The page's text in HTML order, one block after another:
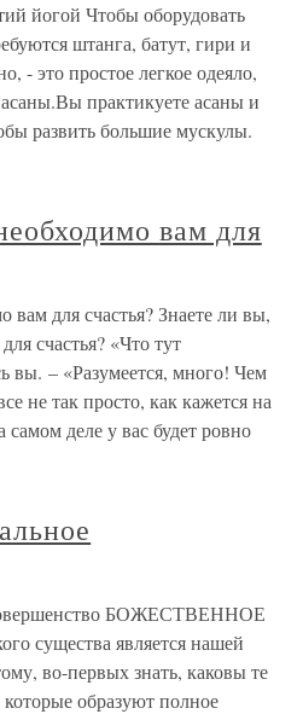
йогой Чтобы оборудовать
штанга, батут, гири и
- это простое легкое одеяло,
практикуете асаны и
развить большие мускулы.
вам для
вам для счастья? Знаете ли вы,
счастья? «Что тут
вы. – «Разумеется, много! Чем
не так просто, как кажется на
деле у вас будет ровно
БОЖЕСТВЕННОЕ
существа является нашей
во-первых знать, каковы те
образуют полное